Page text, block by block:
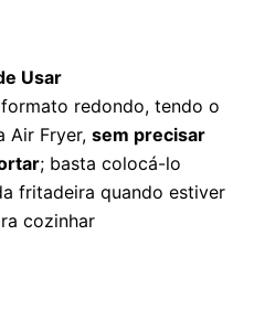
Usar
redondo, tendo o
Air Fryer, sem precisar
; basta colocá-lo
fritadeira quando estiver
cozinhar